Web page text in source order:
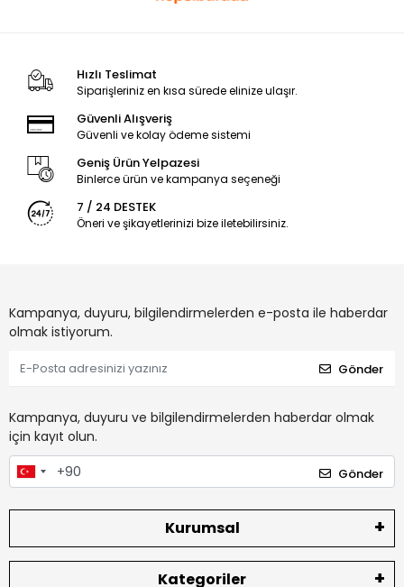
Hızlı Teslimat
Siparişleriniz en kısa sürede elinize ulaşır.
Güvenli Alışveriş
Güvenli ve kolay ödeme sistemi
Geniş Ürün Yelpazesi
Binlerce ürün ve kampanya seçeneği
7 / 24 DESTEK
Öneri ve şikayetlerinizi bize iletebilirsiniz.
Kampanya, duyuru, bilgilendirmelerden e-posta ile haberdar
olmak istiyorum.
Gönder
Kampanya, duyuru ve bilgilendirmelerden haberdar olmak
için kayıt olun.
Gönder
Kurumsal
Kategoriler